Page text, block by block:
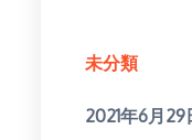
未分類
Posted
2021年6月29